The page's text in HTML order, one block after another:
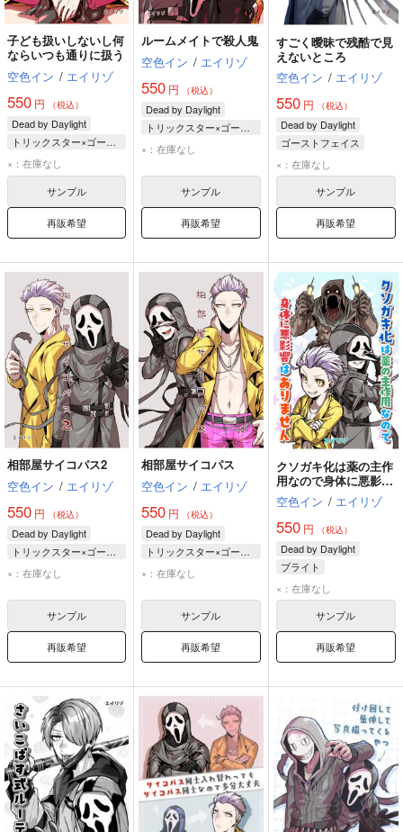
子ども扱いしないし何
ならいつも通りに扱う
空色イン / エイリゾ
550 円 （税込）
Dead by Daylight
トリックスター×ゴーストフェイス
ゴーストフェイス
トリックスター
×：在庫なし
サンプル
再販希望
ルームメイトで殺人鬼
空色イン / エイリゾ
550 円 （税込）
Dead by Daylight
トリックスター×ゴーストフェイス
ゴーストフェイス
×：在庫なし
サンプル
再販希望
すごく曖昧で残酷で見
えないところ
空色イン / エイリゾ
550円 （税込）
Dead by Daylight
ゴーストフェイス
×：在庫なし
サンプル
再販希望
相部屋サイコパス2
空色イン / エイリゾ
550 円 （税込）
Dead by Daylight
トリックスター×ゴーストフェイス
ゴーストフェイス
×：在庫なし
サンプル
再販希望
相部屋サイコパス
空色イン / エイリゾ
550 円 （税込）
Dead by Daylight
トリックスター×ゴーストフェイス
ゴーストフェイス
×：在庫なし
サンプル
再販希望
クソガキ化は薬の主作
用なので身体に悪影響
はありません
空色イン / エイリゾ
550円 （税込）
Dead by Daylight
ブライト
ゴーストフェイス
トリックスター
×：在庫なし
サンプル
再販希望